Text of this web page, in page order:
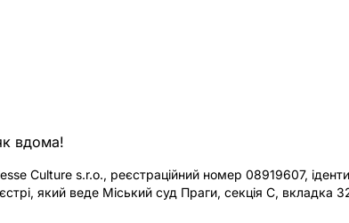
вдома!
Culture s.r.o., реєстраційний номер 08919607,
який веде Міський суд Праги, секція C, вкладка